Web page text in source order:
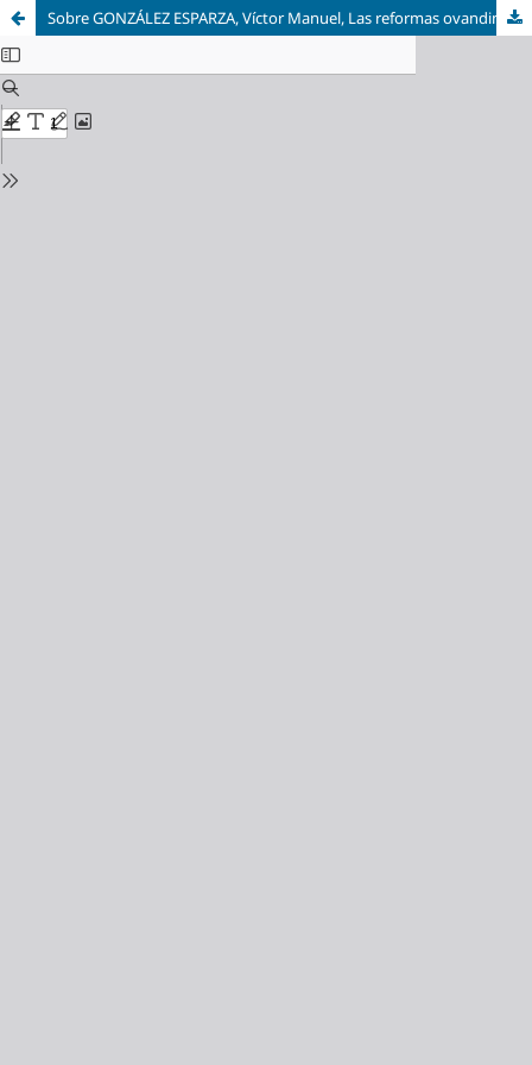
Sobre GONZÁLEZ ESPARZA, Víctor Manuel, Las reformas ovandinas en Nueva Galicia. La Audiencia de Guadalajara y la creación de un nuevo orden político, 1568-1606, Aguascalientes, Universidad Autónoma de Aguascalientes, 2022.